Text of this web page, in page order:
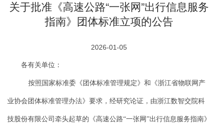
关于批准《高速公路“一张网”出行信息服务
指南》团体标准立项的公告
2026-01-05
各有关单位：
按照国家标准委《团体标准管理规定》和《浙江省物联网产
业协会团体标准管理办法》要求，经研究论证，由浙江数智交院科
技股份有限公司 牵头起草的《高速公路“一张网”出行信息服务指南》